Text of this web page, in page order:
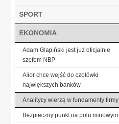
SPORT
EKONOMIA
Adam Glapiński jest już oficjalnie
szefem NBP
Alior chce wejść do czołówki
największych banków
Analitycy wierzą w fundamenty firmy
Bezpieczny punkt na polu minowym